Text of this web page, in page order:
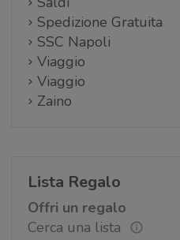
Spedizione Gratuita
SSC Napoli
Viaggio
Viaggio
Zaino
Lista Regalo
Offri un regalo
Cerca una lista